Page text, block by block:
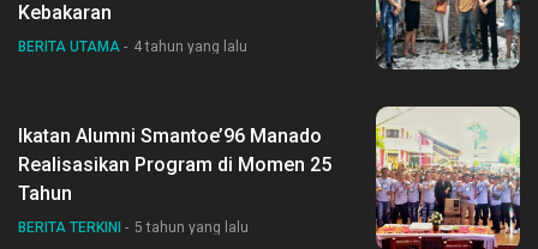
Kebakaran
BERITA UTAMA 4 tahun yang lalu
Ikatan Alumni Smantoe’96 Manado
Realisasikan Program di Momen 25
Tahun
BERITA TERKINI 5 tahun yang lalu